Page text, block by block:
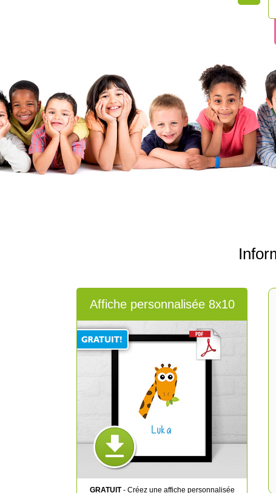
Affiche personnalisée 8x10
Luka
GRATUIT- Créez une affiche personnalisée